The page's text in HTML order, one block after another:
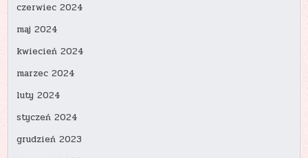
czerwiec 2024
maj 2024
kwiecień 2024
marzec 2024
luty 2024
styczeń 2024
grudzień 2023